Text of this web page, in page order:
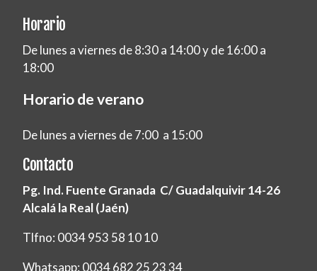
Horario
De lunes a viernes de 8:30 a 14:00 y de 16:00 a
18:00
Horario de verano
De lunes a viernes de 7:00 a 15:00
Contacto
Pg. Ind. Fuente Granada C/ Guadalquivir 14-26
Alcalá la Real (Jaén)
Tlfno: 0034 953 58 10 10
Whatsapp: 0034 682 25 23 34